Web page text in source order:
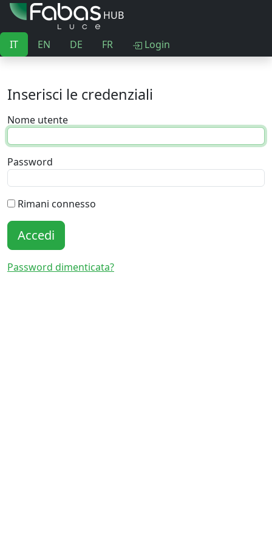
HUB
IT EN DE FR Login
Inserisci le credenziali
Nome utente
Password
Rimani connesso
Accedi
Password dimenticata?